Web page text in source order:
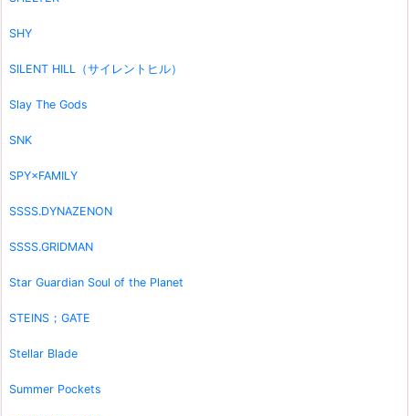
SHY
SILENT HILL（サイレントヒル）
Slay The Gods
SNK
SPY×FAMILY
SSSS.DYNAZENON
SSSS.GRIDMAN
Star Guardian Soul of the Planet
STEINS；GATE
Stellar Blade
Summer Pockets